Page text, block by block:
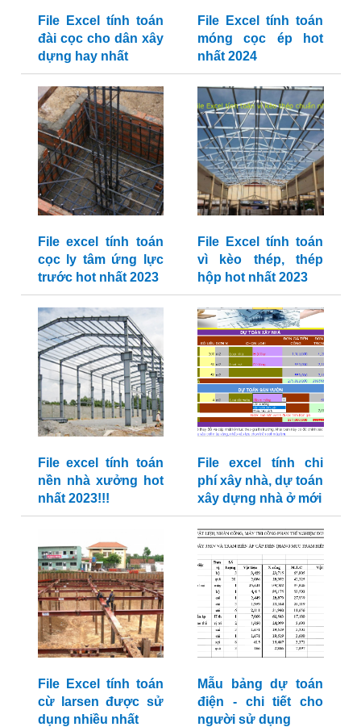
File Excel tính toán
đài cọc cho dân xây
dựng hay nhất
File Excel tính toán
móng cọc ép hot
nhất 2024
File excel tính toán
cọc ly tâm ứng lực
trước hot nhất 2023
File Excel tính toán
vì kèo thép, thép
hộp hot nhất 2023
File excel tính toán
nền nhà xưởng hot
nhất 2023!!!
File excel tính chi
phí xây nhà, dự toán
xây dựng nhà ở mới
File Excel tính toán
cừ larsen được sử
dụng nhiều nhất
Mẫu bảng dự toán
điện - chi tiết cho
người sử dụng